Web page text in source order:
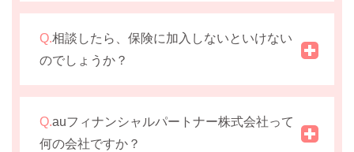
Q.相談したら、保険に加入しないといけない
のでしょうか？
Q.auフィナンシャルパートナー株式会社って
何の会社ですか？